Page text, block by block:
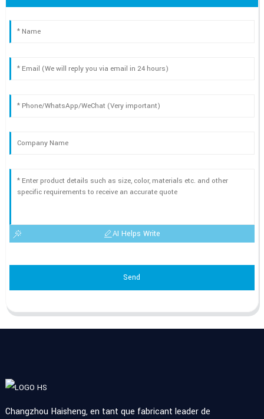
AI Helps Write
Send
Changzhou Haisheng, en tant que fabricant leader de